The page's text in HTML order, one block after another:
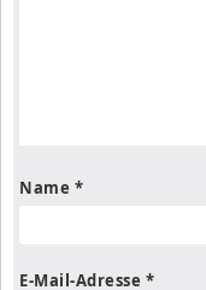
Name *
E-Mail-Adresse *